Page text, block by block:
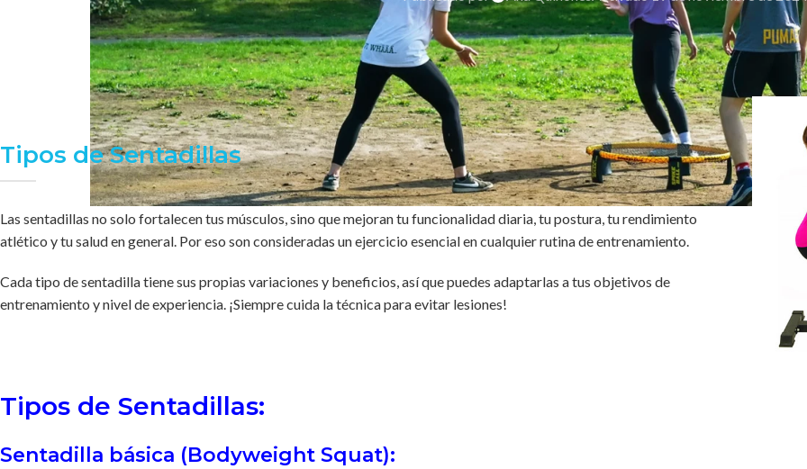
Tipos de Sentadillas
Las sentadillas no solo fortalecen tus músculos, sino que mejoran tu funcionalidad diaria, tu postura, tu rendimiento
atlético y tu salud en general. Por eso son consideradas un ejercicio esencial en cualquier rutina de entrenamiento.
Cada tipo de sentadilla tiene sus propias variaciones y beneficios, así que puedes adaptarlas a tus objetivos de
entrenamiento y nivel de experiencia. ¡Siempre cuida la técnica para evitar lesiones!
Tipos de Sentadillas:
Sentadilla básica (Bodyweight Squat):